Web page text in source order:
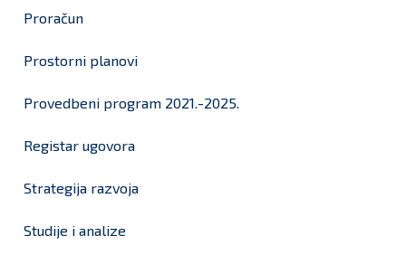
Proračun
Prostorni planovi
Provedbeni program 2021.-2025.
Registar ugovora
Strategija razvoja
Studije i analize